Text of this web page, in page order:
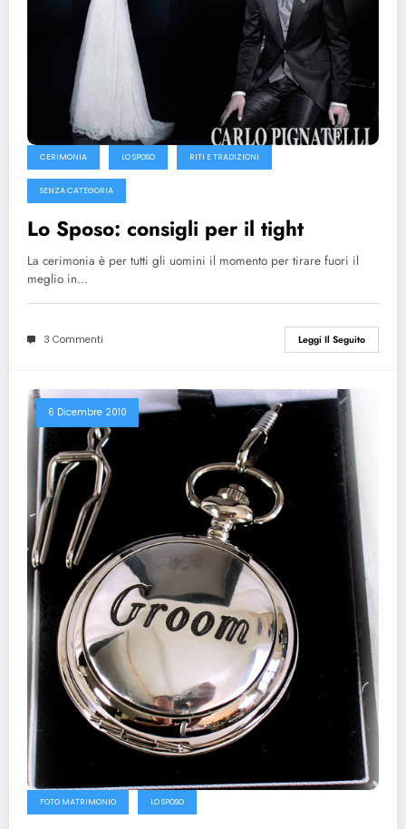
CERIMONIA LO SPOSO RITI E TRADIZIONI
SENZA CATEGORIA
Lo Sposo: consigli per il tight
La cerimonia è per tutti gli uomini il momento per tirare fuori il
meglio in…
3 Commenti Leggi Il Seguito
6 Dicembre 2010
FOTO MATRIMONIO LO SPOSO